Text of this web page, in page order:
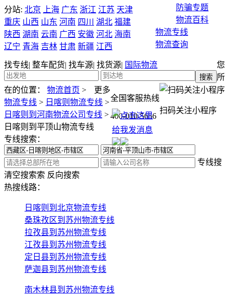
防骗专题
物流百科
物流专线
物流查询
找专线| 整车配货| 找车源| 找货源| 国际物流
全国客服热线
400-010-5656
扫码关注小程序
分站: 北京 上海 广东 浙江 江苏 天津
重庆 山西 山东 河南 四川 湖北 福建
陕西 湖南 云南 广西 安徽 河北 海南
辽宁 青海 吉林 甘肃 新疆 江西
更多
您
所
在的位置：
物流首页 >
物流专线 > 日喀则物流专线 >
日喀则到河南物流公司专线 >
日喀则到平顶山物流专线
专线搜索：
专线搜
索 反向搜索
清空搜索
热搜线路：
日喀则到北京物流专线
桑珠孜区到苏州物流专线
拉孜县到苏州物流专线
江孜县到苏州物流专线
定日县到苏州物流专线
萨迦县到苏州物流专线
南木林县到苏州物流专线